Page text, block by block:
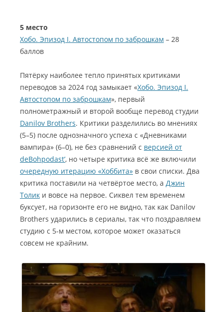
5 место
Хобо. Эпизод I. Автостопом по заброшкам – 28
баллов
Пятёрку наиболее тепло принятых критиками
переводов за 2024 год замыкает «Хобо. Эпизод I.
Автостопом по заброшкам», первый
полнометражный и второй вообще перевод студии
Danilov Brothers. Критики разделились во мнениях
(5–5) после однозначного успеха с «Дневниками
вампира» (6–0), не без сравнений с версией от
deBohpodast’, но четыре критика всё же включили
очередную итерацию «Хоббита» в свои списки. Два
критика поставили на четвёртое место, а Джин
Толик и вовсе на первое. Сиквел тем временем
буксует, на горизонте его не видно, так как Danilov
Brothers ударились в сериалы, так что поздравляем
студию с 5-м местом, которое может оказаться
совсем не крайним.